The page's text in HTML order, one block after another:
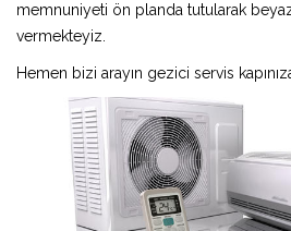
memnuniyeti ön planda tutularak
vermekteyiz.
Hemen bizi arayın gezici servis